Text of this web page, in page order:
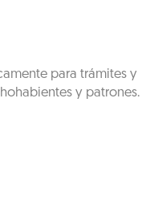
para trámites y
y patrones.